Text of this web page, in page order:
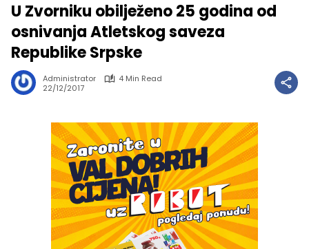
U Zvorniku obilježeno 25 godina od
osnivanja Atletskog saveza
Republike Srpske
Administrator
4 Min Read
22/12/2017